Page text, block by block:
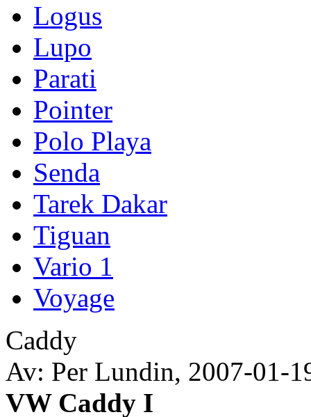
Logus
Lupo
Parati
Pointer
Polo Playa
Senda
Tarek Dakar
Tiguan
Vario 1
Voyage
Caddy
Av: Per Lundin, 2007-01-
VW Caddy I